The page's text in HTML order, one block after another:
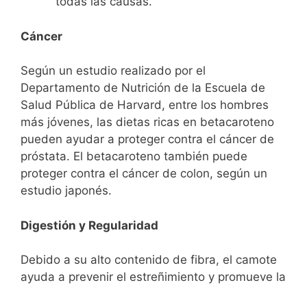
Cáncer
Según un estudio realizado por el
Departamento de Nutrición de la Escuela de
Salud Pública de Harvard, entre los hombres
más jóvenes, las dietas ricas en betacaroteno
pueden ayudar a proteger contra el cáncer de
próstata. El betacaroteno también puede
proteger contra el cáncer de colon, según un
estudio japonés.
Digestión y Regularidad
Debido a su alto contenido de fibra, el camote
ayuda a prevenir el estreñimiento y promueve la